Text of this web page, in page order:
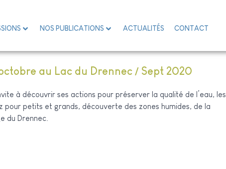
NOS PUBLICATIONS ACTUALITÉS CONTACT
au Lac du Drennec / Sept 2020
à découvrir ses actions pour préserver la qualité de l’eau, les
petits et grands, découverte des zones humides, de la
du Drennec.